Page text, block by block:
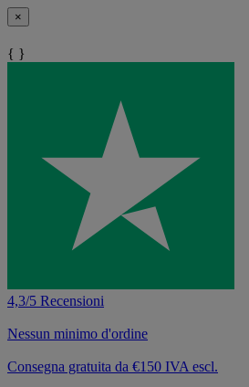
×
{ }
4,3/5 Recensioni
Nessun minimo d'ordine
Consegna gratuita da €150 IVA escl.